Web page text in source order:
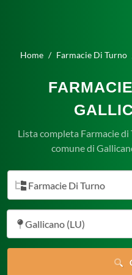
Home Farmacie Di Turno
Lista completa Farmacie
comune di
Farmacie Di Turno
Gallicano (LU)